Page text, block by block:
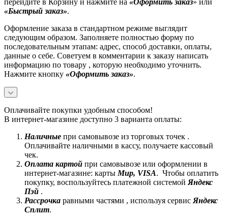
«Быстрый заказ».
Оформление заказа в стандартном режиме выглядит
следующим образом. Заполняете полностью форму по
последовательным этапам: адрес, способ доставки, оплаты,
данные о себе. Советуем в комментарии к заказу написать
информацию по товару , которую необходимо уточнить.
Нажмите кнопку «Оформить заказ».
Оплачивайте покупки удобным способом!
В интернет-магазине доступно 3 варианта оплаты:
Наличные при самовывозе из торговых точек .
Оплачивайте наличными в кассу, получаете кассовый
чек.
Оплата картой при самовывозе или оформлении в
интернет-магазине: карты Mир, VISA. Чтобы оплатить
покупку, воспользуйтесь платежной системой Яндекс
Пэй .
Рассрочка равными частями , используя сервис Яндекс
Сплит.